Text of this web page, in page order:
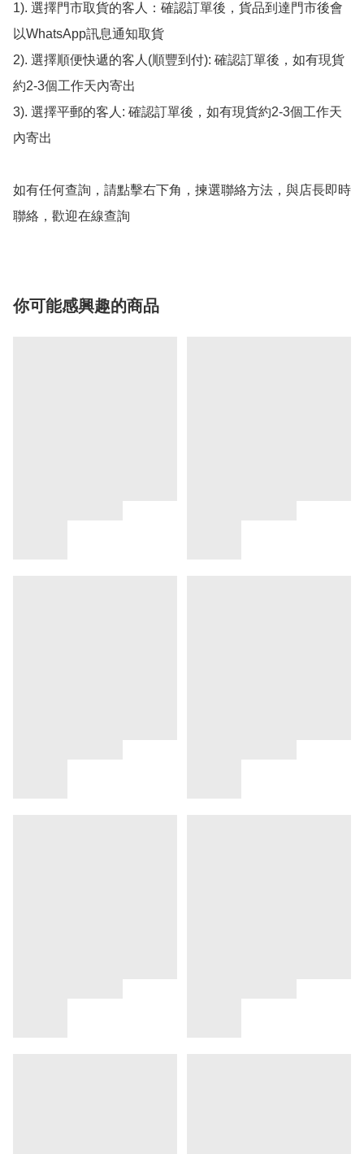
1). 選擇門市取貨的客人：確認訂單後，貨品到達門市後會
以WhatsApp訊息通知取貨
2). 選擇順便快遞的客人(順豐到付): 確認訂單後，如有現貨
約2-3個工作天內寄出
3). 選擇平郵的客人: 確認訂單後，如有現貨約2-3個工作天
內寄出
如有任何查詢，請點擊右下角，揀選聯絡方法，與店長即時
聯絡，歡迎在線查詢
你可能感興趣的商品